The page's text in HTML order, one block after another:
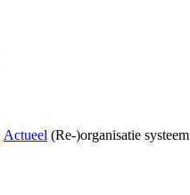
Actueel (Re-)organisatie systeem